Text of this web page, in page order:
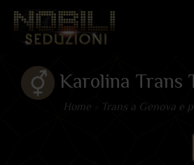
Karolina Trans
Home Trans a Genova e